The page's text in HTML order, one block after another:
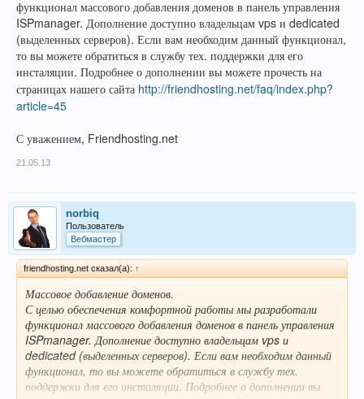
функционал массового добавления доменов в панель управления
ISPmanager. Дополнение доступно владельцам vps и dedicated
(выделенных серверов). Если вам необходим данный функционал,
то вы можете обратиться в службу тех. поддержки для его
инсталяции. Подробнее о дополнении вы можете прочесть на
страницах нашего сайта http://friendhosting.net/faq/index.php?
article=45
С уважением, Friendhosting.net
21.05.13
norbiq
Пользователь
Вебмастер
friendhosting.net сказал(а): ↑
Массовое добавление доменов.
С целью обеспечения комфортной работы мы разработали
функционал массового добавления доменов в панель управления
ISPmanager. Дополнение доступно владельцам vps и
dedicated (выделенных серверов). Если вам необходим данный
функционал, то вы можете обратиться в службу тех.
поддержки для его инсталяции. Подробнее о дополнении вы